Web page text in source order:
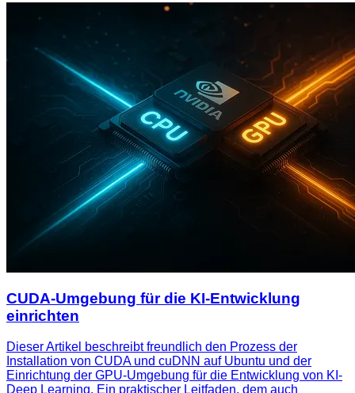
CUDA-Umgebung für die KI-Entwicklung
einrichten
Dieser Artikel beschreibt freundlich den Prozess der
Installation von CUDA und cuDNN auf Ubuntu und der
Einrichtung der GPU-Umgebung für die Entwicklung von KI-
Deep Learning. Ein praktischer Leitfaden, dem auch